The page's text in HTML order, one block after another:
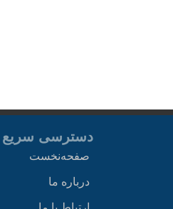
دسترسی سریع
صفحه‌نخست
درباره ما